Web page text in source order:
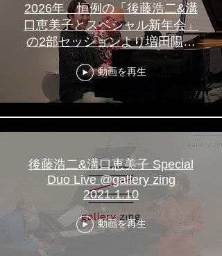
2026年、恒例の「後藤浩二&溝
口恵美子とスペシャル新年会」
の2部セッションより増田陽子
が連弾で後藤浩二に挑む！
動画を再生
後藤浩二&溝口恵美子 Special
Duo Live @gallery zing
2021.1.10
動画を再生